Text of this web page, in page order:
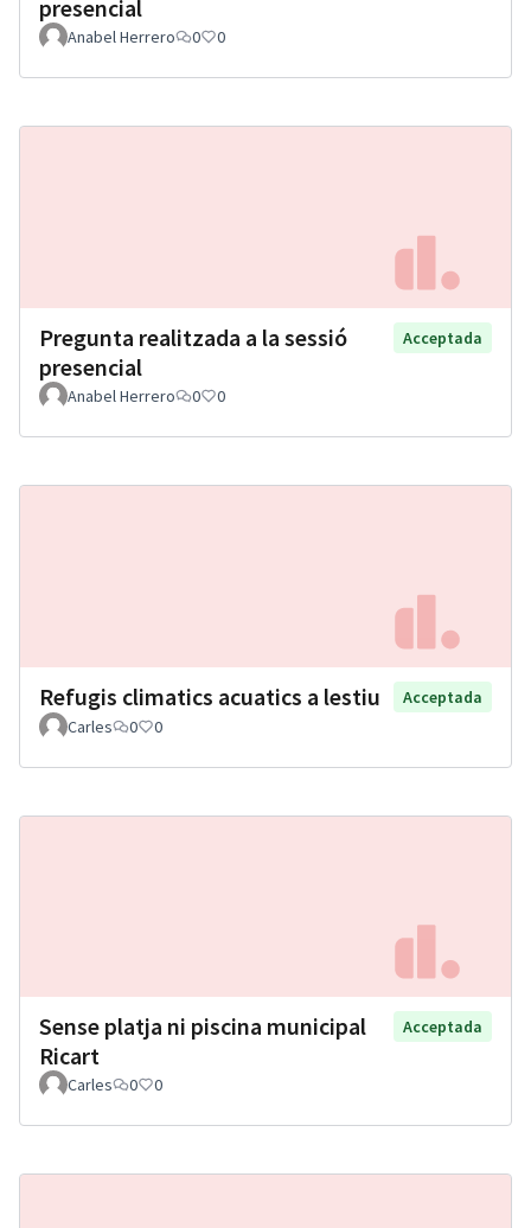
presencial
Anabel Herrero 0 0
Pregunta realitzada a la sessió
presencial
Acceptada
Anabel Herrero 0 0
Refugis climatics acuatics a lestiu
Acceptada
Carles
0 0
Sense platja ni piscina municipal
Ricart
Acceptada
Carles 0 0